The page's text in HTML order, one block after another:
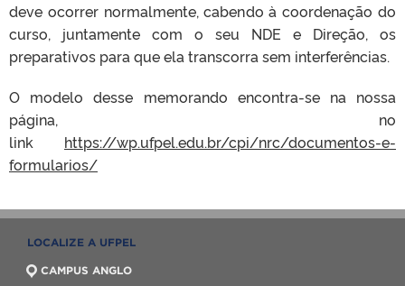
deve ocorrer normalmente, cabendo à coordenação do
curso, juntamente com o seu NDE e Direção, os
preparativos para que ela transcorra sem interferências.
O modelo desse memorando encontra-se na nossa
página, no
link https://wp.ufpel.edu.br/cpi/nrc/documentos-e-
formularios/
LOCALIZE A UFPEL
CAMPUS ANGLO